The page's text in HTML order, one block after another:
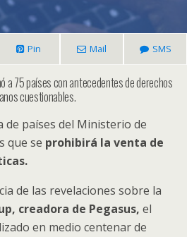
Pin Mail SMS
a 75 países con antecedentes de derechos
cuestionables.
de países del Ministerio de
que se prohibirá la venta de
de las revelaciones sobre la
creadora de Pegasus, el
en medio centenar de